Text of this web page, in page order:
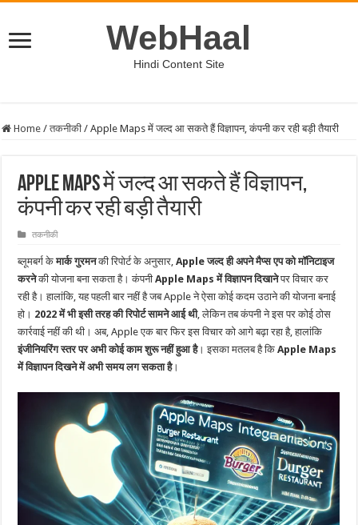
WebHaal
Hindi Content Site
Home / तकनीकी / Apple Maps में जल्द आ सकते हैं विज्ञापन, कंपनी कर रही बड़ी तैयारी
Apple Maps में जल्द आ सकते हैं विज्ञापन,
कंपनी कर रही बड़ी तैयारी
तकनीकी
ब्लूमबर्ग केमार्क गुरमनकी रिपोर्ट के अनुसार,Apple जल्द ही अपने मैप्स एप को मॉनिटाइज
करनेकी योजना बना सकता है। कंपनीApple Maps में विज्ञापन दिखानेपर विचार कर
रही है। हालांकि, यह पहली बार नहीं है जब Apple ने ऐसा कोई कदम उठाने की योजना बनाई
हो। 2022 में भी इसी तरह की रिपोर्ट सामने आई थी, लेकिन तब कंपनी ने इस पर कोई ठोस
कार्रवाई नहीं की थी। अब, Apple एक बार फिर इस विचार को आगे बढ़ा रहा है, हालांकि
इंजीनियरिंग स्तर पर अभी कोई काम शुरू नहीं हुआ है। इसका मतलब है किApple Maps
में विज्ञापन दिखने में अभी समय लग सकता है।